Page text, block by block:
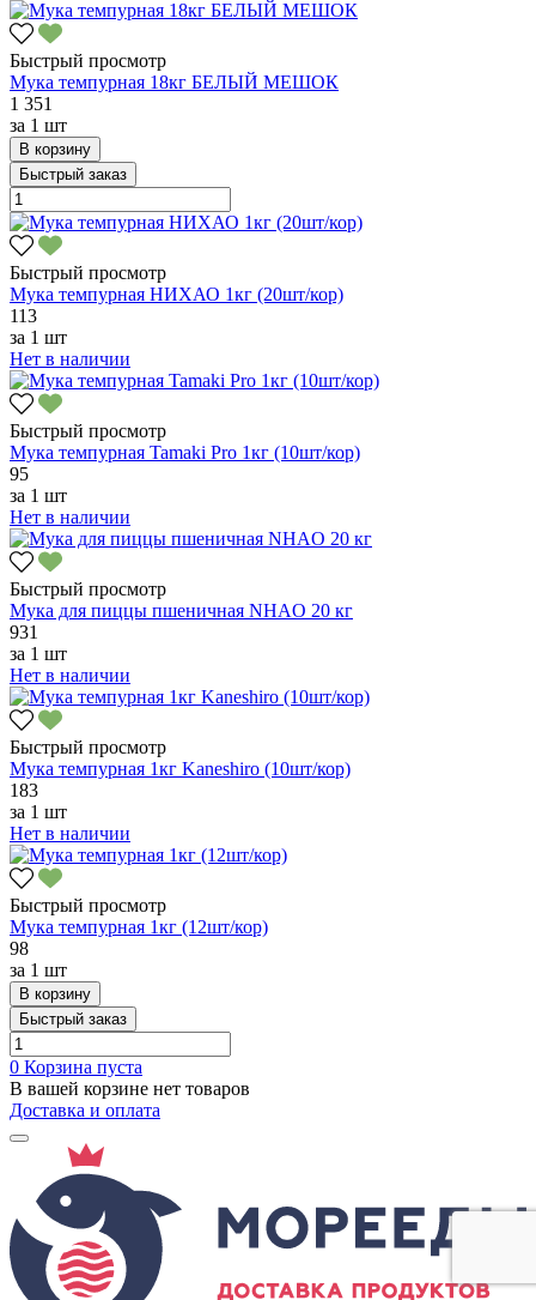
Быстрый просмотр
Мука темпурная 18кг БЕЛЫЙ МЕШОК
1 351
за 1 шт
В корзину
Быстрый заказ
Быстрый просмотр
Мука темпурная НИХАО 1кг (20шт/кор)
113
за 1 шт
Нет в наличии
Быстрый просмотр
Мука темпурная Tamaki Pro 1кг (10шт/кор)
95
за 1 шт
Нет в наличии
Быстрый просмотр
Мука для пиццы пшеничная NHAO 20 кг
931
за 1 шт
Нет в наличии
Быстрый просмотр
Мука темпурная 1кг Kaneshiro (10шт/кор)
183
за 1 шт
Нет в наличии
Быстрый просмотр
Мука темпурная 1кг (12шт/кор)
98
за 1 шт
В корзину
Быстрый заказ
0 Корзина пуста
В вашей корзине нет товаров
Доставка и оплата